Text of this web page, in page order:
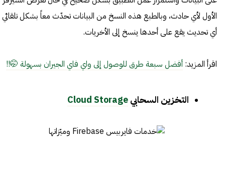
الأول لأي حادث، وبالطبع هذه النسخ من البيانات تحدّث معاً بشكل تلقائي
أي تحديث يقع على أحدها ينسخ إلى الأخريات.
اقرأ المزيد: أفضل سبعة طرق للوصول إلى واي فاي الجيران بسهولة 🤭!!
التخزين السحابيCloud Storage